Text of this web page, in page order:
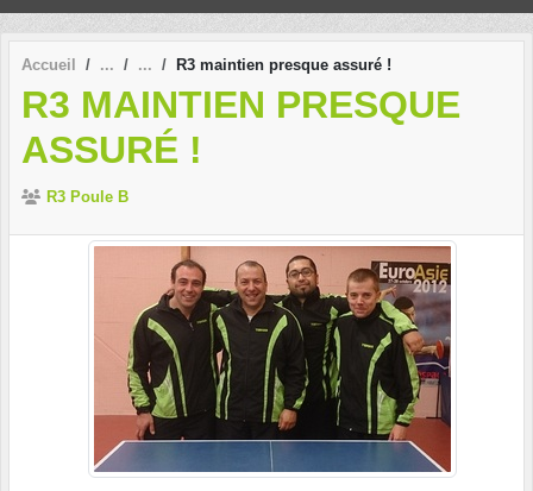
Accueil R3 maintien presque assuré !
R3 MAINTIEN PRESQUE
ASSURÉ !
R3 Poule B